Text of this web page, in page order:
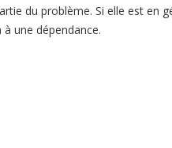
du problème. Si elle est en
une dépendance.